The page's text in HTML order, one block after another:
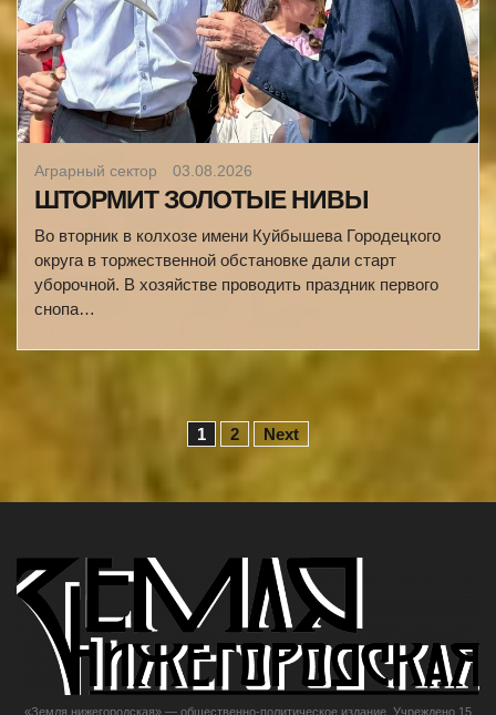
Аграрный сектор 03.08.2026
ШТОРМИТ ЗОЛОТЫЕ НИВЫ
Во вторник в колхозе имени Куйбышева Городецкого
округа в торжественной обстановке дали старт
уборочной. В хозяйстве проводить праздник первого
снопа…
в
и
г
а
1 2 Next
«Земля нижегородская» — общественно-политическое издание. Учреждено 15